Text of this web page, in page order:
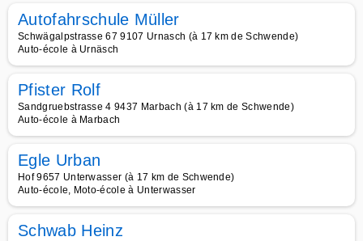
Autofahrschule Müller
Schwägalpstrasse 67 9107 Urnasch (à 17 km de Schwende)
Auto-école à Urnäsch
Pfister Rolf
Sandgruebstrasse 4 9437 Marbach (à 17 km de Schwende)
Auto-école à Marbach
Egle Urban
Hof 9657 Unterwasser (à 17 km de Schwende)
Auto-école, Moto-école à Unterwasser
Schwab Heinz